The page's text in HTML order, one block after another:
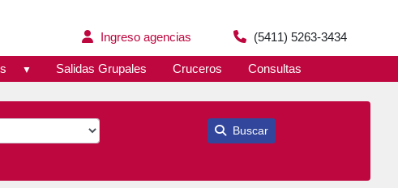
Ingreso agencias (5411) 5263-3434
Salidas Grupales Cruceros Consultas
Buscar